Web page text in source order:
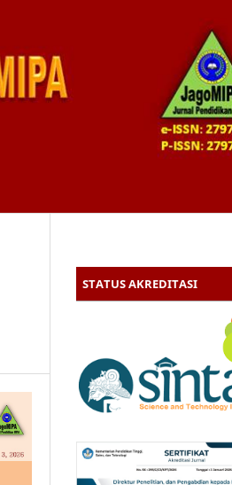
STATUS AKREDITASI